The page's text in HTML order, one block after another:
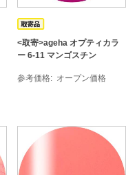
<取寄>ageha オプティカラ
ー 6-11 マンゴスチン
参考価格 オープン価格